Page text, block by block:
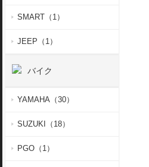
SMART（1）
JEEP（1）
バイク
YAMAHA（30）
SUZUKI（18）
PGO（1）